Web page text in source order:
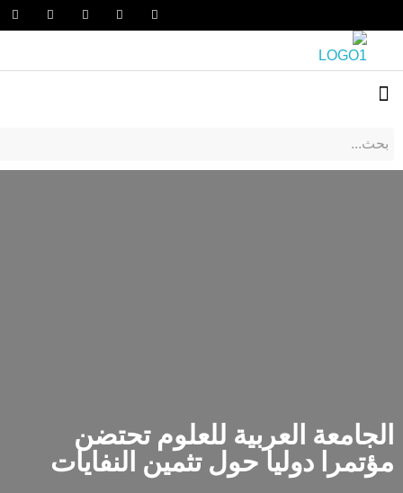
الجامعة العربية للعلوم تحتضن
مؤتمرا دوليا حول تثمين النفايات